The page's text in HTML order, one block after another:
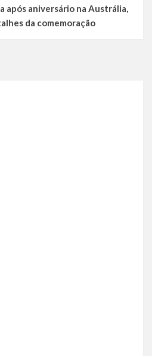
após aniversário na Austrália,
da comemoração